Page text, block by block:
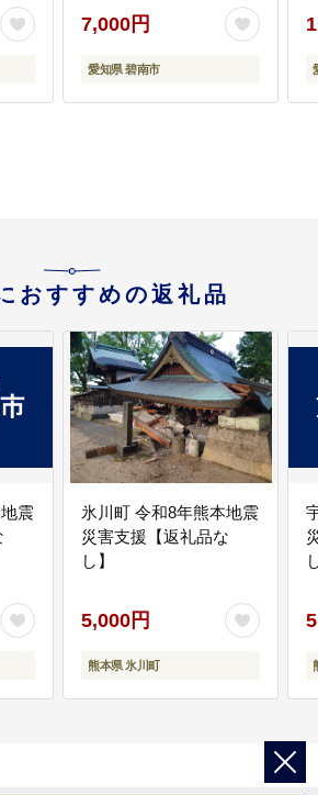
560g！ 焼きたて 栗 く
り 栗爪 殻付き お菓子
おつまみ 人気 高リピー
とん 甘露煮 H045-089
7,000円
愛知県 碧南市
おすすめの返礼品
震
氷川町 令和8年熊本地震
災害支援【返礼品な
し】
5,000円
熊本県 氷川町